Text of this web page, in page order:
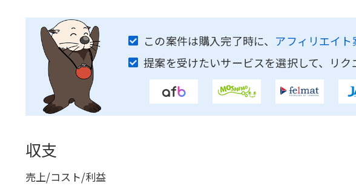
この案件は購入完了時に、 アフィリエイ
提案を受けたいサービスを選択して、リク
収支
売上/コスト/利益